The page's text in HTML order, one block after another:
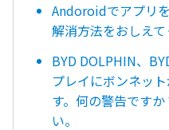
Andoroidでアプリ
解消方法をおしえて
BYD DOLPHIN、
プレイにボンネッ
す。何の警告です
い。